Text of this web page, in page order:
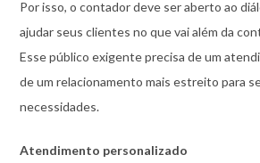
Por isso, o contador deve ser aberto ao
ajudar seus clientes no que vai além da
Esse público exigente precisa de um
de um relacionamento mais estreito para
necessidades.
Atendimento personalizado